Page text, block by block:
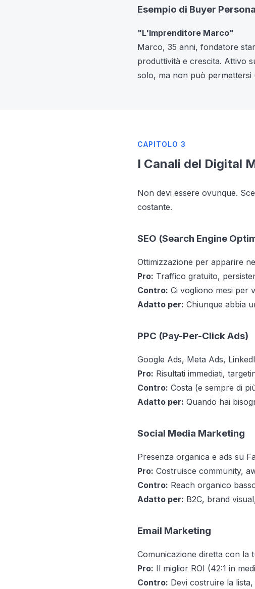
Esempio di Buyer Persona
"L'Imprenditore Marco"
Marco, 35 anni, fondatore
produttività e crescita. Attivo
solo, ma non può permettersi
CAPITOLO 3
I Canali del Digital
Non devi essere ovunque.
costante.
SEO (Search Engine
Ottimizzazione per apparire
Pro: Traffico gratuito,
Contro: Ci vogliono mesi per
Adatto per: Chiunque abbia
PPC (Pay-Per-Click Ads)
Google Ads, Meta Ads,
Pro: Risultati immediati,
Contro: Costa (e sempre di
Adatto per: Quando hai
Social Media Marketing
Presenza organica e ads su
Pro: Costruisce community,
Contro: Reach organico
Adatto per: B2C, brand
Email Marketing
Comunicazione diretta con la
Pro: Il miglior ROI (42:1 in
Contro: Devi costruire la